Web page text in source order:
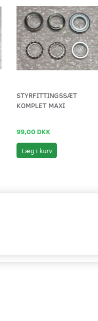
STYRFITTINGSSÆT
KOMPLET MAXI
99,00 DKK
Læg i kurv